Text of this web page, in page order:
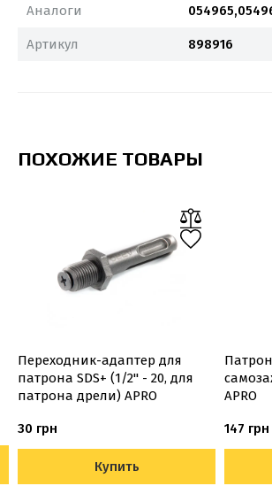
Аналоги
Артикул 898916
ПОХОЖИЕ ТОВАРЫ
Переходник-адаптер для
патрона SDS+ (1/2'' - 20, для
патрона дрели) APRO
30 грн
Купить
APRO
147 грн